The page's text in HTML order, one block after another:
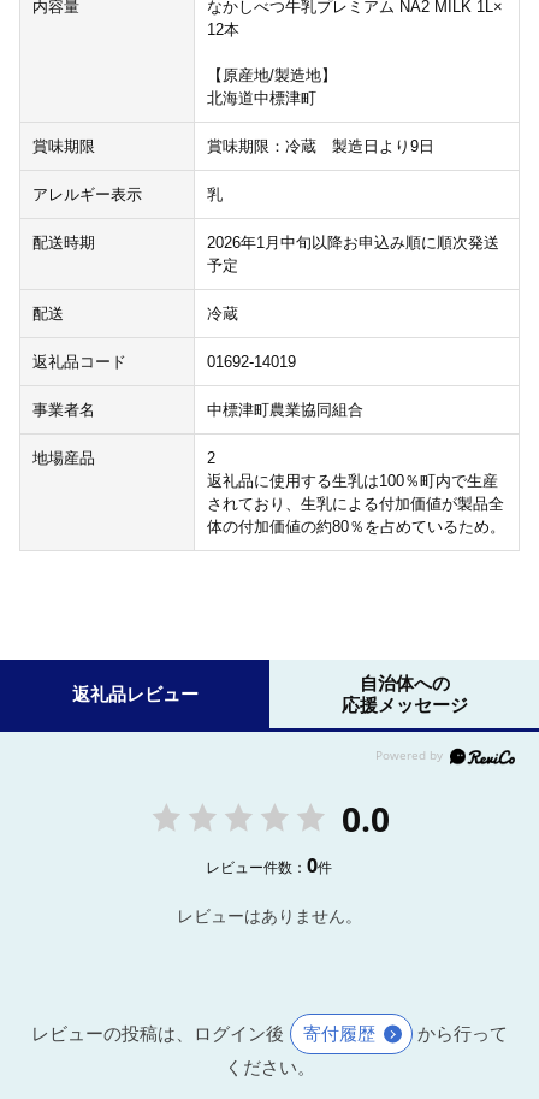
内容量
なかしべつ牛乳プレミアム NA2 MILK 1L×
12本
【原産地/製造地】
北海道中標津町
賞味期限 賞味期限：冷蔵 製造日より9日
アレルギー表示 乳
配送時期
2026年1月中旬以降お申込み順に順次発送
予定
配送 冷蔵
返礼品コード 01692-14019
事業者名 中標津町農業協同組合
地場産品
2
返礼品に使用する生乳は100％町内で生産
されており、生乳による付加価値が製品全
体の付加価値の約80％を占めているため。
返礼品レビュー
自治体への
応援メッセージ
0.0
レビュー件数：0件
レビューはありません。
レビューの投稿は、ログイン後 寄付履歴
から行って
ください。